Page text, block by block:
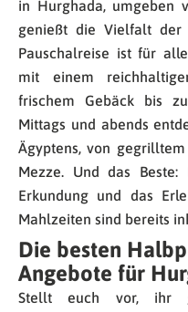
in Hurghada, umgeben
genießt die Vielfalt der
Pauschalreise ist für
mit einem
frischem Gebäck bis
Mittags und abends
Ägyptens, von
Mezze. Und das
Erkundung und das
Mahlzeiten sind bereits
Die besten
Angebote für
Stellt euch vor, ihr